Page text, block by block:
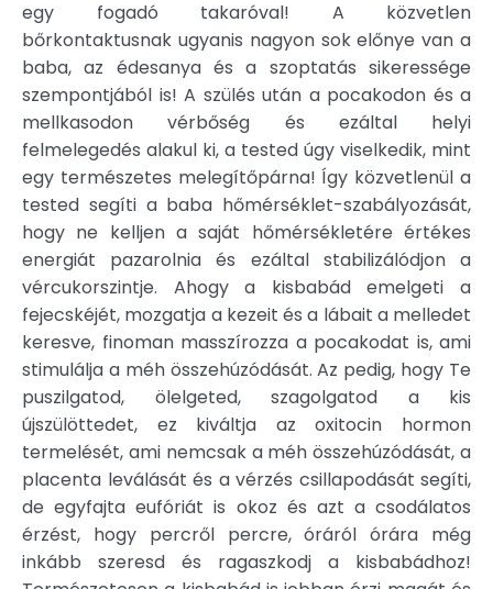
egy fogadó takaróval! A közvetlen
bőrkontaktusnak ugyanis nagyon sok előnye van a
baba, az édesanya és a szoptatás sikeressége
szempontjából is! A szülés után a pocakodon és a
mellkasodon vérbőség és ezáltal helyi
felmelegedés alakul ki, a tested úgy viselkedik, mint
egy természetes melegítőpárna! Így közvetlenül a
tested segíti a baba hőmérséklet-szabályozását,
hogy ne kelljen a saját hőmérsékletére értékes
energiát pazarolnia és ezáltal stabilizálódjon a
vércukorszintje. Ahogy a kisbabád emelgeti a
fejecskéjét, mozgatja a kezeit és a lábait a melledet
keresve, finoman masszírozza a pocakodat is, ami
stimulálja a méh összehúzódását. Az pedig, hogy Te
puszilgatod, ölelgeted, szagolgatod a kis
újszülöttedet, ez kiváltja az oxitocin hormon
termelését, ami nemcsak a méh összehúzódását, a
placenta leválását és a vérzés csillapodását segíti,
de egyfajta eufóriát is okoz és azt a csodálatos
érzést, hogy percről percre, óráról órára még
inkább szeresd és ragaszkodj a kisbabádhoz!